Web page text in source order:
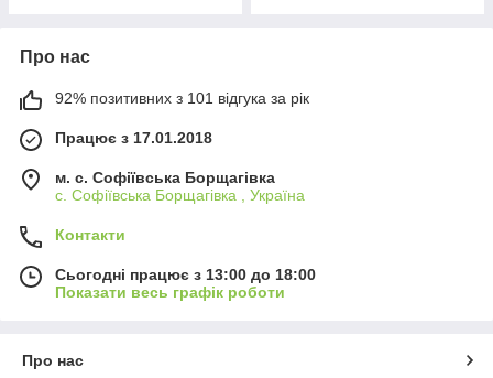
Про нас
92% позитивних з 101 відгука за рік
Працює з 17.01.2018
м. c. Софіївська Борщагівка
c. Софіївська Борщагівка , Україна
Контакти
Сьогодні працює з 13:00 до 18:00
Показати весь графік роботи
Про нас